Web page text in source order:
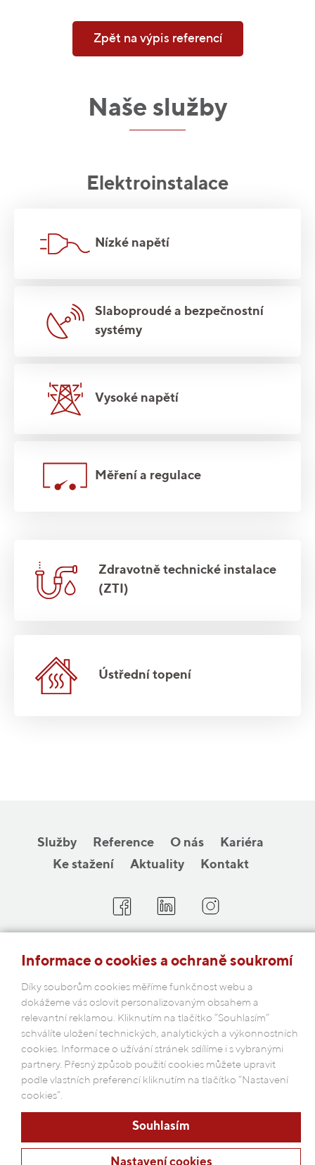
Zpět na výpis referencí
Naše služby
Elektroinstalace
Nízké napětí
Slaboproudé a bezpečnostní
systémy
Vysoké napětí
Měření a regulace
Zdravotně technické instalace
(ZTI)
Ústřední topení
Služby Reference O nás
Kariéra
Ke stažení
Aktuality Kontakt
Michelská 18/12a, 140 00 Praha 4
Česká republika
Podmínky ochrany osobních údajů
Informace o cookies a ochraně soukromí
Díky souborům cookies měříme funkčnost webu a
dokážeme vás oslovit personalizovaným obsahem a
relevantní reklamou. Kliknutím na tlačítko “Souhlasím“
schválíte uložení technických, analytických a výkonnostních
cookies. Informace o užívání stránek sdílíme i s vybranými
partnery. Přesný způsob použití cookies můžete upravit
podle vlastních preferencí kliknutím na tlačítko “Nastavení
cookies”.
Souhlasím
Nastavení cookies